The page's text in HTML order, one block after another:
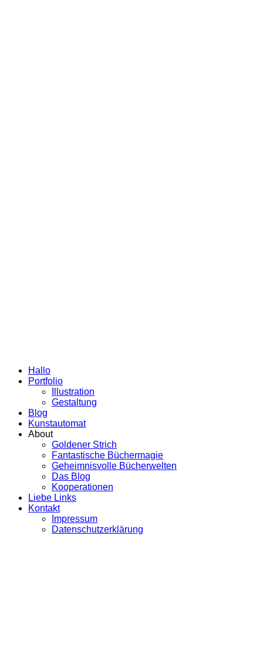
Hallo
Portfolio
Illustration
Gestaltung
Blog
Kunstautomat
About
Goldener Strich
Fantastische Büchermagie
Geheimnisvolle Bücherwelten
Das Blog
Kooperationen
Liebe Links
Kontakt
Impressum
Datenschutzerklärung